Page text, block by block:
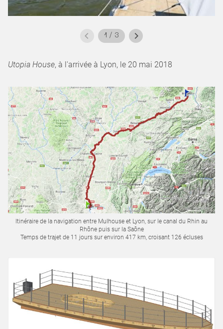
1 / 3
Utopia House, à l'arrivée à Lyon, le 20 mai 2018
Itinéraire de la navigation entre Mulhouse et Lyon, sur le canal du Rhin au
Rhône puis sur la Saône
Temps de trajet de 11 jours sur environ 417 km, croisant 126 écluses